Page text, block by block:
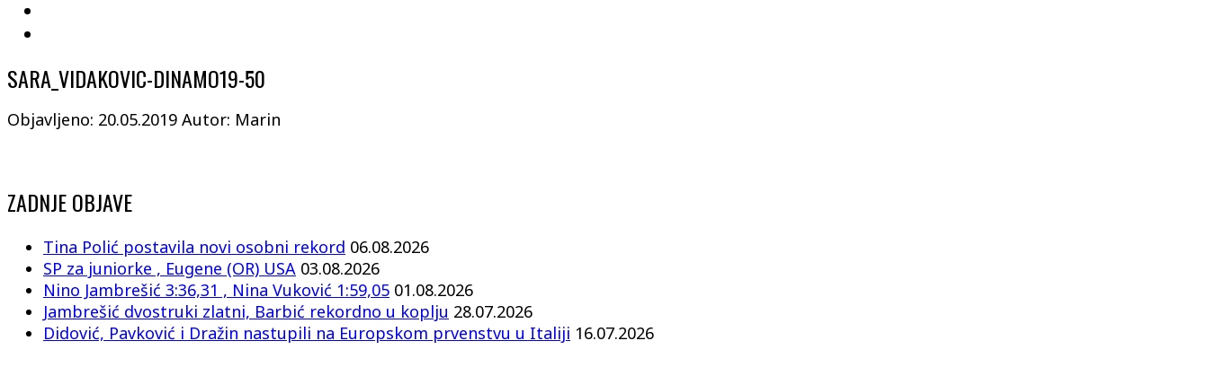
SARA_VIDAKOVIC-DINAMO19-50
Objavljeno: 20.05.2019 Autor: Marin
ZADNJE OBJAVE
Tina Polić postavila novi osobni rekord 06.08.2026
SP za juniorke , Eugene (OR) USA 03.08.2026
Nino Jambrešić 3:36,31 , Nina Vuković 1:59,05 01.08.2026
Jambrešić dvostruki zlatni, Barbić rekordno u koplju 28.07.2026
Didović, Pavković i Dražin nastupili na Europskom prvenstvu u Italiji 16.07.2026